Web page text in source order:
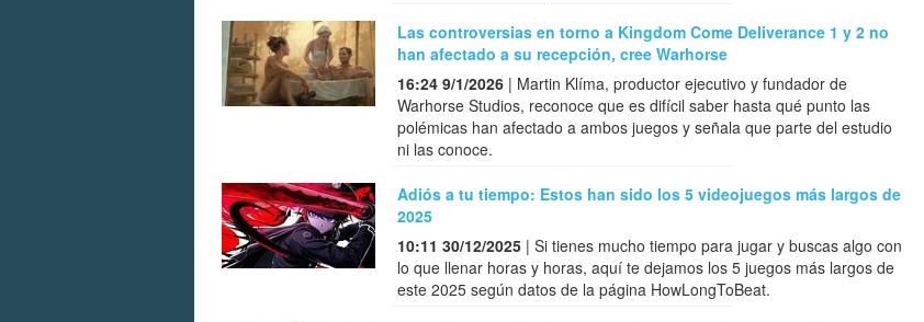
Las controversias en torno a Kingdom Come Deliverance 1 y 2 no
han afectado a su recepción, cree Warhorse
16:24 9/1/2026 | Martin Klíma, productor ejecutivo y fundador de
Warhorse Studios, reconoce que es difícil saber hasta qué punto las
polémicas han afectado a ambos juegos y señala que parte del estudio
ni las conoce.
Adiós a tu tiempo: Estos han sido los 5 videojuegos más largos de
2025
10:11 30/12/2025 | Si tienes mucho tiempo para jugar y buscas algo con
lo que llenar horas y horas, aquí te dejamos los 5 juegos más largos de
este 2025 según datos de la página HowLongToBeat.